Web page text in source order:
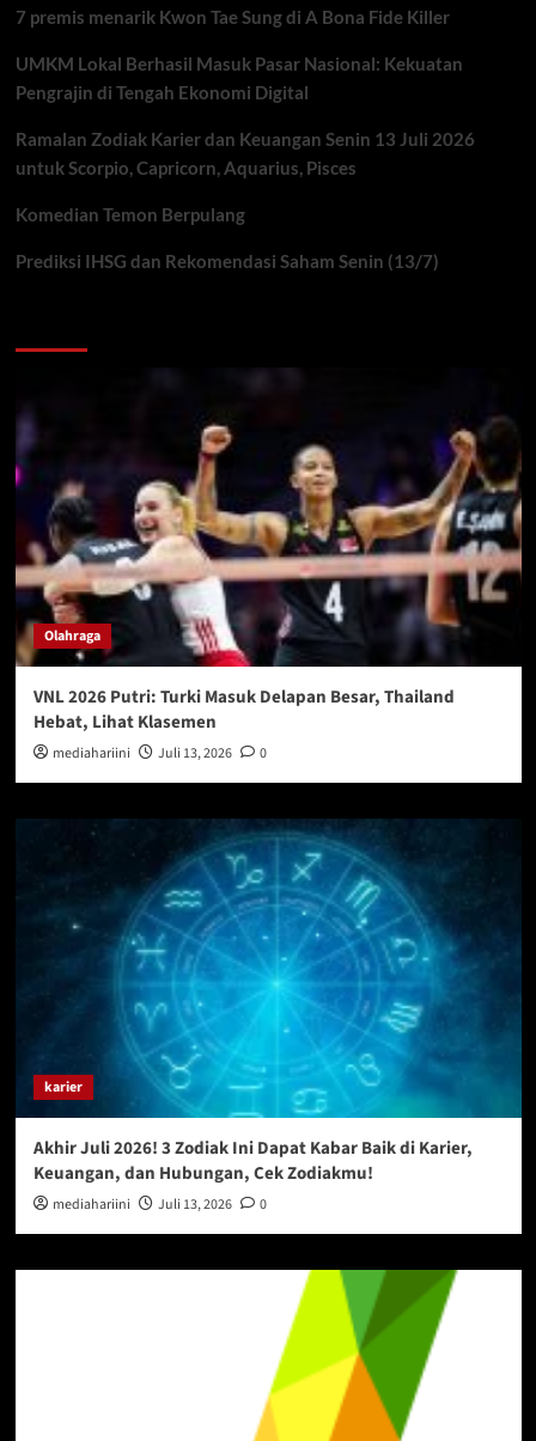
7 premis menarik Kwon Tae Sung di A Bona Fide Killer
UMKM Lokal Berhasil Masuk Pasar Nasional: Kekuatan
Pengrajin di Tengah Ekonomi Digital
Ramalan Zodiak Karier dan Keuangan Senin 13 Juli 2026
untuk Scorpio, Capricorn, Aquarius, Pisces
Komedian Temon Berpulang
Prediksi IHSG dan Rekomendasi Saham Senin (13/7)
Olahraga
VNL 2026 Putri: Turki Masuk Delapan Besar, Thailand
Hebat, Lihat Klasemen
mediahariini Juli 13, 2026 0
karier
Akhir Juli 2026! 3 Zodiak Ini Dapat Kabar Baik di Karier,
Keuangan, dan Hubungan, Cek Zodiakmu!
mediahariini Juli 13, 2026 0